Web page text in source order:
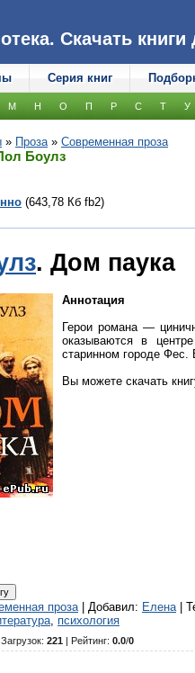
Скачать
Серия книг
М Н О П Р С Т У
» Проза» Современная проза
Боулз
(643,78 Кб fb2)
. Дом паука
Аннотация
Герои романа —
оказываются в
старинном городе Фес.
Вы можете скачать
проза| Добавил: Елена|
, психология
Загрузок: 221 | Рейтинг: 0.0/0